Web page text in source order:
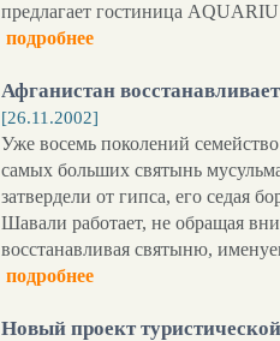
предлагает гостиница
подробнее
Афганистан
[26.11.2002]
Уже восемь поколений
самых больших святынь
затвердели от гипса, его седая
Шавали работает, не обращая
восстанавливая святыню,
подробнее
Новый проект